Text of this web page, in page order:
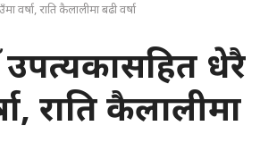
वर्षा, राति कैलालीमा बढी वर्षा
उपत्यकासहित धेरै
राति कैलालीमा